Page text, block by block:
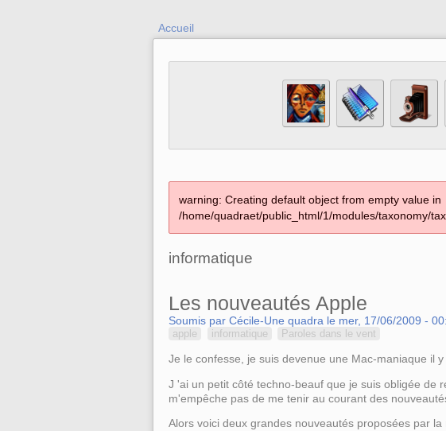
Accueil
warning: Creating default object from empty value in
/home/quadraet/public_html/1/modules/taxonomy/
informatique
Les nouveautés Apple
Soumis par Cécile-Une quadra le mer, 17/06/2009 -
apple informatique Paroles dans le vent
Je le confesse, je suis devenue une Mac-maniaque il
J 'ai un petit côté techno-beauf que je suis obligée de
m'empêche pas de me tenir au courant des
Alors voici deux grandes nouveautés proposées par